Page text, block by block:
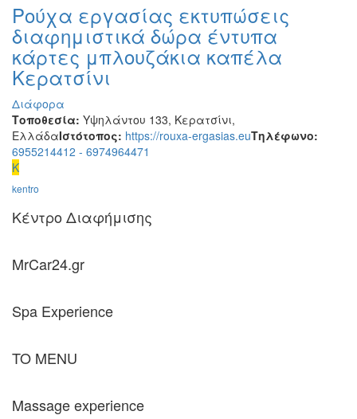
Ρούχα εργασίας εκτυπώσεις
διαφημιστικά δώρα έντυπα
κάρτες μπλουζάκια καπέλα
Κερατσίνι
Διάφορα
Τοποθεσία: Υψηλάντου 133, Κερατσίνι,
ΕλλάδαΙστότοπος: https://rouxa-ergasias.euΤηλέφωνο:
6955214412 - 6974964471
K
kentro
Κέντρο Διαφήμισης
MrCar24.gr
Spa Experience
TO MENU
Massage experience